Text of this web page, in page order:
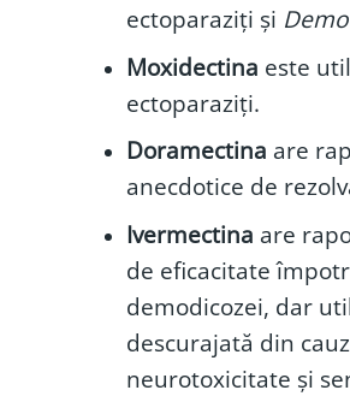
ectoparaziți și
Moxidectina este
ectoparaziți.
Doramectina are
anecdotice de
Ivermectina are
de eficacitate
demodicozei, dar
descurajată din
neurotoxicitate și